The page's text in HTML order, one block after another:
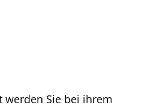
werden Sie bei ihrem